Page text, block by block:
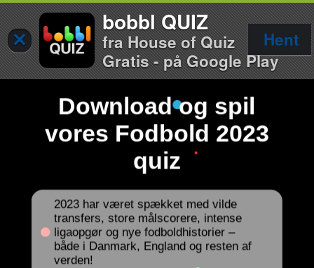
×
bobbl QUIZ
fra House of Quiz
Gratis - på Google Play
Hent
Download og spil
vores Fodbold 2023
quiz
2023 har været spækket med vilde
transfers, store målscorere, intense
ligaopgør og nye fodboldhistorier –
både i Danmark, England og resten af
verden!